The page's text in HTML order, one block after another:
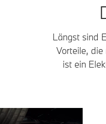
Längst sind
Vorteile,
ist ein